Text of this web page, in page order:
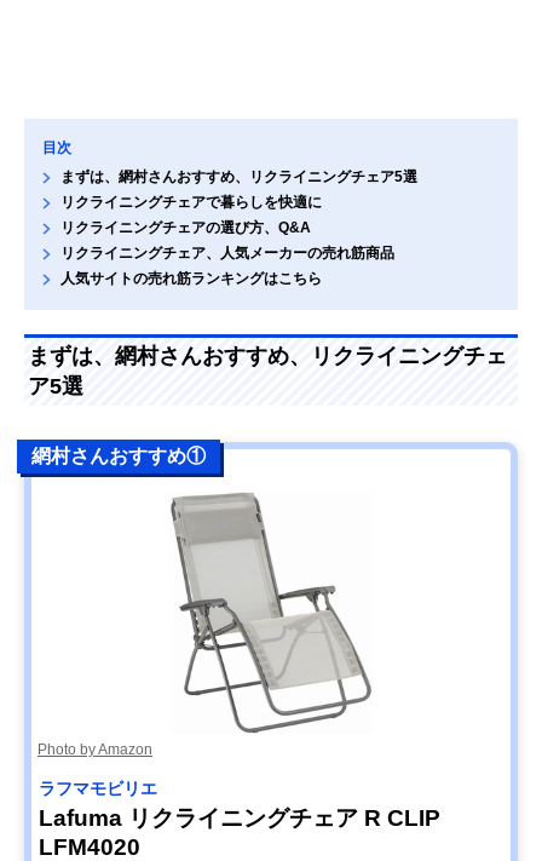
目次
まずは、網村さんおすすめ、リクライニングチェア5選
リクライニングチェアで暮らしを快適に
リクライニングチェアの選び方、Q&A
リクライニングチェア、人気メーカーの売れ筋商品
人気サイトの売れ筋ランキングはこちら
まずは、網村さんおすすめ、リクライニングチェ
ア5選
網村さんおすすめ①
Photo by Amazon
ラフマモビリエ
Lafuma リクライニングチェア R CLIP
LFM4020